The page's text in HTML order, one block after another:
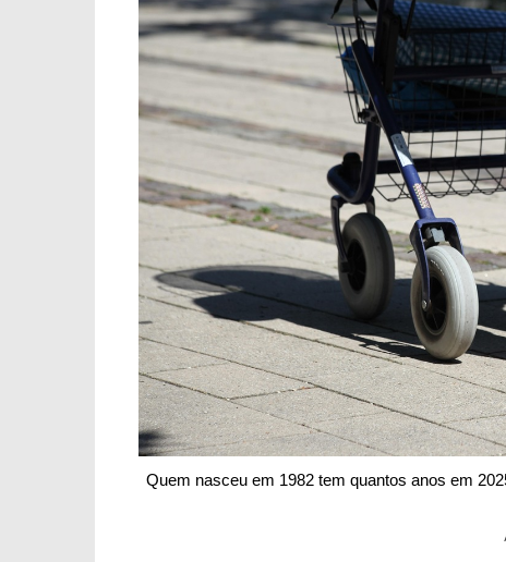
Quem nasceu em 1982 tem quantos anos em